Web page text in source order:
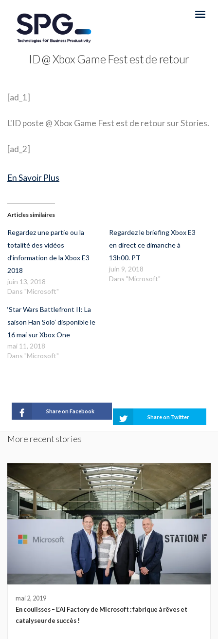
ID @ Xbox Game Fest est de retour
[ad_1]
L'ID poste @ Xbox Game Fest est de retour sur Stories.
[ad_2]
En Savoir Plus
Articles similaires
Regardez une partie ou la
totalité des vidéos
d’information de la Xbox E3
2018
juin 13, 2018
Dans "Microsoft"
Regardez le briefing Xbox E3
en direct ce dimanche à
13h00. PT
juin 9, 2018
Dans "Microsoft"
‘Star Wars Battlefront II: La
saison Han Solo’ disponible le
16 mai sur Xbox One
mai 11, 2018
Dans "Microsoft"
Share on Facebook
Share on Twitter
More recent stories
mai 2, 2019
En coulisses – L’AI Factory de Microsoft : fabrique à rêves et
catalyseur de succès !